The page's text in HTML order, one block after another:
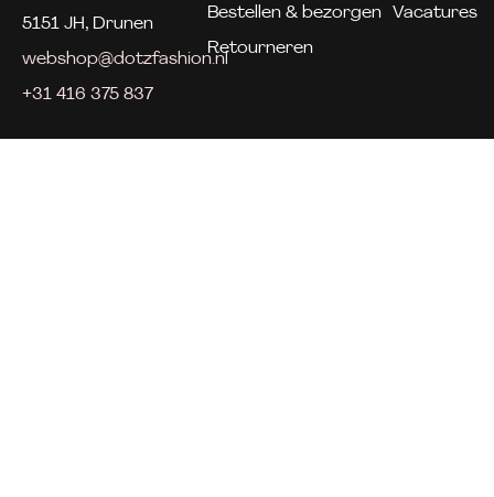
5151 JH, Drunen
webshop@dotzfashion.nl
+31 416 375 837
Bestellen & bezorgen
Retourneren
Vacatures